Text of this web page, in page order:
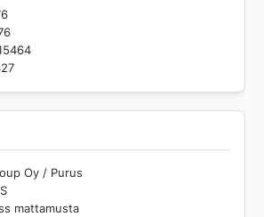
Oy / Purus
mattamusta